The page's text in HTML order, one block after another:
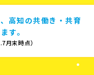
高知の共働き・共育
す。
末時点）